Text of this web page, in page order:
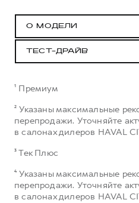
О МОДЕЛИ
ТЕСТ-ДРАЙВ
¹ Премиум
² Указаны максимальные
перепродажи. Уточняйте
в салонах дилеров HAVAL
³ Тек Плюс
⁴ Указаны максимальные
перепродажи. Уточняйте
в салонах дилеров HAVAL